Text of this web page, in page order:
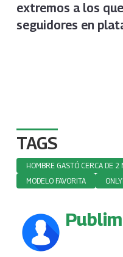
extremos a los
seguidores en
TAGS
HOMBRE GASTÓ CERCA DE 2
MODELO FAVORITA